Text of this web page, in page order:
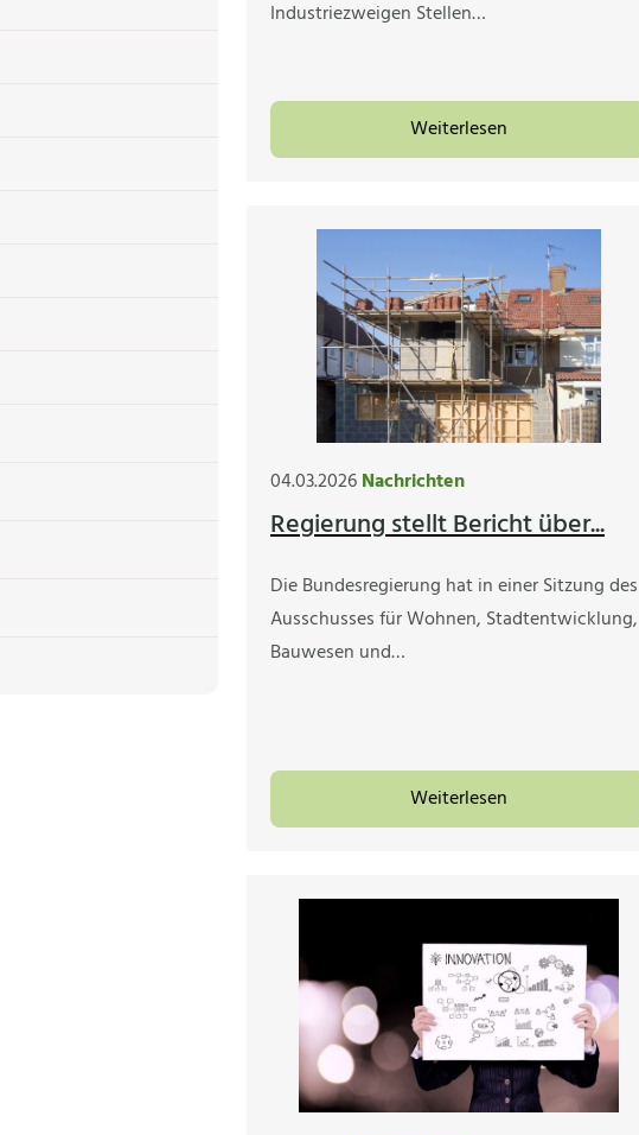
Industriezweigen Stellen…
Weiterlesen
04.03.2026Nachrichten
Regierung stellt Bericht über...
Die Bundesregierung hat in einer Sitzung des
Ausschusses für Wohnen, Stadtentwicklung,
Bauwesen und…
Weiterlesen